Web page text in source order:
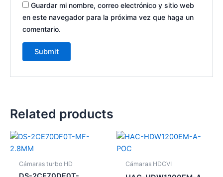
Guardar mi nombre, correo electrónico y sitio web
en este navegador para la próxima vez que haga un
comentario.
Related products
Cámaras turbo HD Cámaras HDCVI